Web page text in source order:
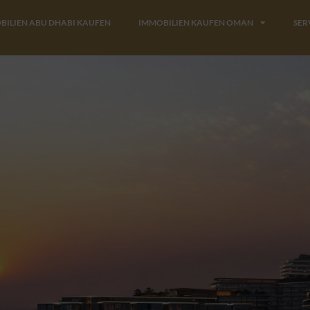
ABU DHABI KAUFEN IMMOBILIEN KAUFEN OMAN